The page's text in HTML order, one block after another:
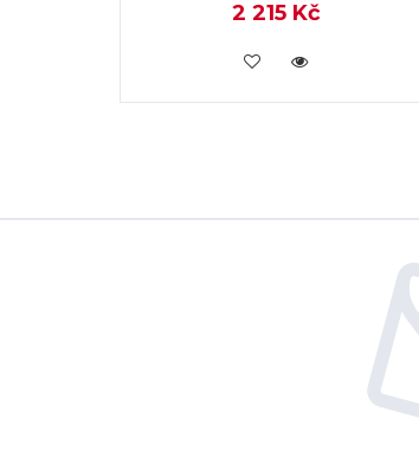
2 215 Kč
KOUPIT